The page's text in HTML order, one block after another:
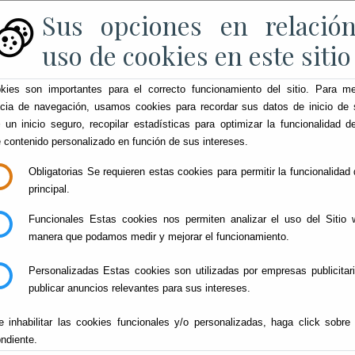
Sus opciones en
uso de cookies en este sitio
son importantes para el correcto funcionamiento del sitio. Para
de navegación, usamos cookies para recordar sus datos de inicio de
un inicio seguro, recopilar estadísticas para optimizar la funcionalidad
contenido personalizado en función de sus intereses.
Obligatorias Se requieren estas cookies para permitir la funcionalidad
principal.
Funcionales Estas cookies nos permiten analizar el uso del Sitio
manera que podamos medir y mejorar el funcionamiento.
Personalizadas Estas cookies son utilizadas por empresas
publicar anuncios relevantes para sus intereses.
inhabilitar las cookies funcionales y/o personalizadas, haga click sobre
Oficina de Recaudación Ayuntamiento